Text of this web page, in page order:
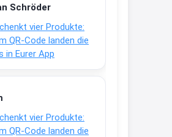
Schröder
vier Produkte:
QR-Code landen die
in Eurer App
vier Produkte:
QR-Code landen die
vorteile/coupons/...